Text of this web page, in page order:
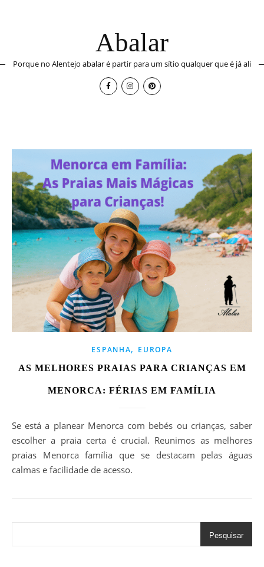
Abalar
Porque no Alentejo abalar é partir para um sítio qualquer que é já ali
ESPANHA, EUROPA
AS MELHORES PRAIAS PARA CRIANÇAS EM
MENORCA: FÉRIAS EM FAMÍLIA
Se está a planear Menorca com bebés ou crianças, saber
escolher a praia certa é crucial. Reunimos as melhores
praias Menorca família que se destacam pelas águas
calmas e facilidade de acesso.
Pesquisar